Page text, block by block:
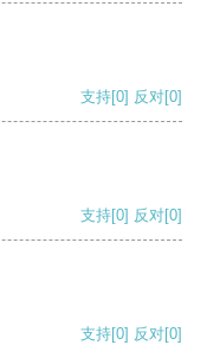
支持[0] 反对[0]
支持[0] 反对[0]
支持[0] 反对[0]